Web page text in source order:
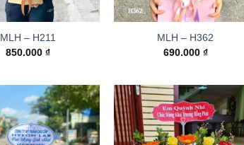
MLH – H211
850.000₫
MLH – H362
690.000 ₫